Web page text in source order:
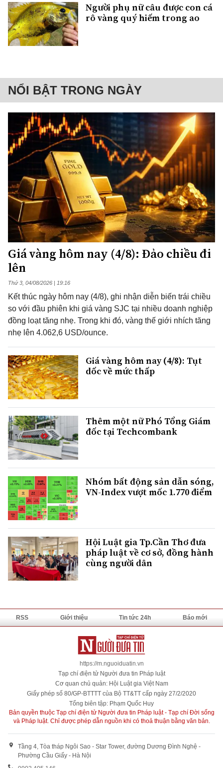
Người phụ nữ câu được con cá
rô vàng quý hiếm trong ao
NỔI BẬT TRONG NGÀY
Giá vàng hôm nay (4/8): Đảo chiều đi
lên
Thứ 3, 04/08/2026 | 19:16
Kết thúc ngày hôm nay (4/8), ghi nhận diễn biến trái chiều
so với đầu phiên khi giá vàng SJC tại nhiều doanh nghiệp
đồng loạt tăng nhẹ. Trong khi đó, vàng thế giới nhích tăng
nhẹ lên 4.062,6 USD/ounce.
Giá vàng hôm nay (4/8): Tụt
dốc về mức thấp
Thêm một nữ Phó Tổng Giám
đốc tại Techcombank
Nhóm bất động sản dẫn sóng,
VN-Index vượt mốc 1.770 điểm
Hội Luật gia Tp.Cần Thơ đưa
pháp luật về cơ sở, đồng hành
cùng người dân
RSS Giới thiệu Tin tức 24h Báo mới
https://m.nguoiduatin.vn
Tạp chí điện tử Người đưa tin Pháp luật
Cơ quan chủ quản: Hội Luật gia Việt Nam
Giấy phép số 80/GP-BTTTT của Bộ TT&TT cấp ngày 27/2/2020
Tổng biên tập: Phạm Quốc Huy
Bản quyền thuộc Tạp chí điện tử Người đưa tin Pháp luật - Tạp chí Đời sống
và Pháp luật. Chỉ được phép dẫn nguồn khi có thoả thuận bằng văn bản.
Tầng 4, Tòa tháp Ngôi Sao - Star Tower, đường Dương Đình Nghệ -
Phường Cầu Giấy - Hà Nội